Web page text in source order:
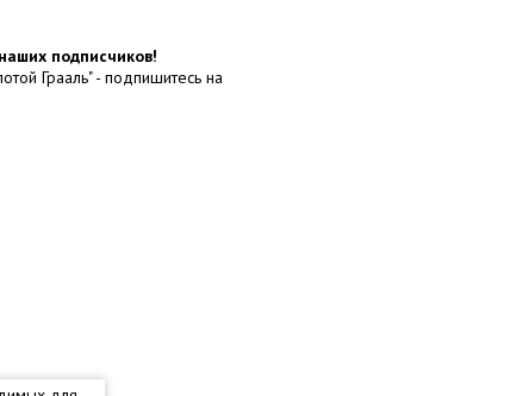
подписчиков!
Грааль" - подпишитесь на